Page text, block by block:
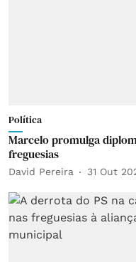
Política
Marcelo promulga
freguesias
David Pereira 31 Out